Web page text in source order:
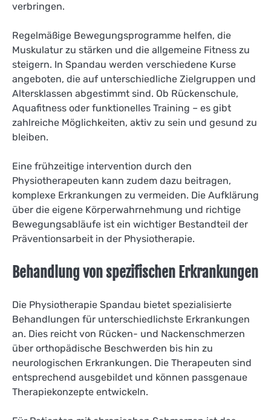
verbringen.
Regelmäßige Bewegungsprogramme helfen, die
Muskulatur zu stärken und die allgemeine Fitness zu
steigern. In Spandau werden verschiedene Kurse
angeboten, die auf unterschiedliche Zielgruppen und
Altersklassen abgestimmt sind. Ob Rückenschule,
Aquafitness oder funktionelles Training – es gibt
zahlreiche Möglichkeiten, aktiv zu sein und gesund zu
bleiben.
Eine frühzeitige intervention durch den
Physiotherapeuten kann zudem dazu beitragen,
komplexe Erkrankungen zu vermeiden. Die Aufklärung
über die eigene Körperwahrnehmung und richtige
Bewegungsabläufe ist ein wichtiger Bestandteil der
Präventionsarbeit in der Physiotherapie.
Behandlung von spezifischen Erkrankungen
Die Physiotherapie Spandau bietet spezialisierte
Behandlungen für unterschiedlichste Erkrankungen
an. Dies reicht von Rücken- und Nackenschmerzen
über orthopädische Beschwerden bis hin zu
neurologischen Erkrankungen. Die Therapeuten sind
entsprechend ausgebildet und können passgenaue
Therapiekonzepte entwickeln.